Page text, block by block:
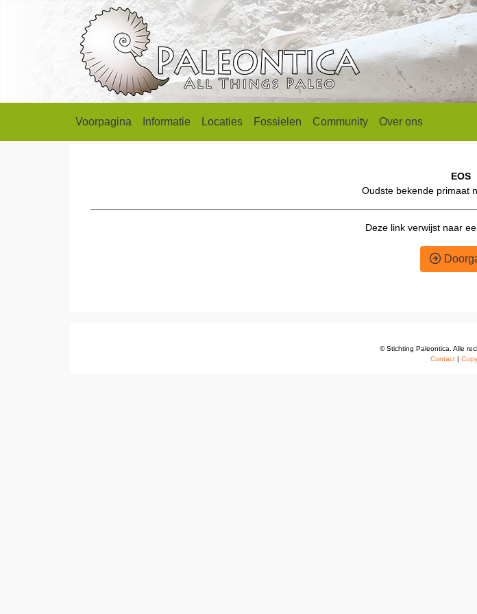
Voorpagina Informatie Locaties Fossielen Community Over ons
EOS
Oudste bekende primaat
Deze link verwijst naar
© Stichting Paleontica. Alle
Contact|